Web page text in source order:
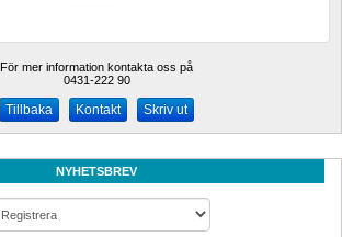
För mer information kontakta oss på
0431-222 90
Kontakt Skriv ut
NYHETSBREV